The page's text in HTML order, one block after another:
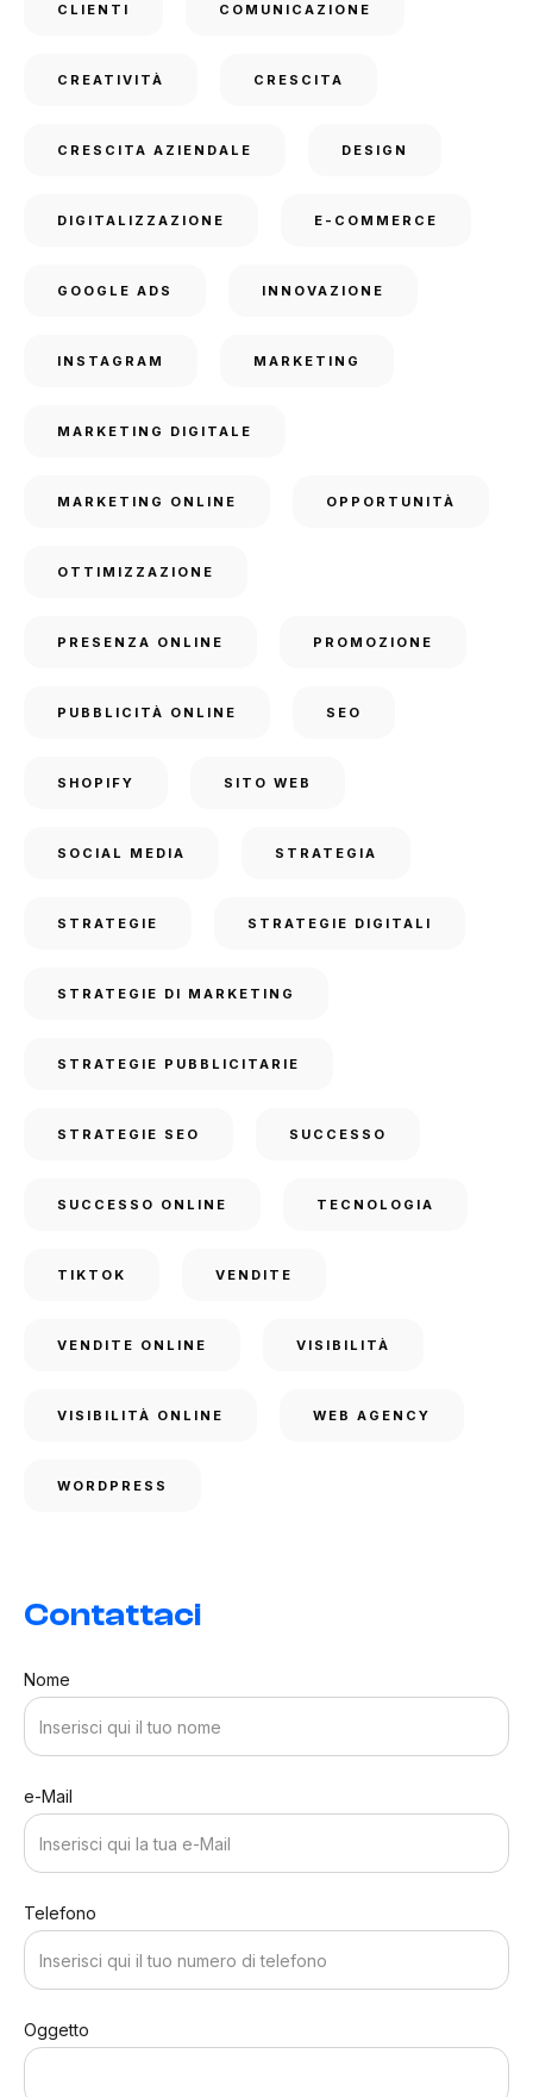
CLIENTI COMUNICAZIONE
CREATIVITÀ CRESCITA
CRESCITA AZIENDALE DESIGN
DIGITALIZZAZIONE E-COMMERCE
GOOGLE ADS INNOVAZIONE
INSTAGRAM MARKETING
MARKETING DIGITALE
MARKETING ONLINE OPPORTUNITÀ
OTTIMIZZAZIONE
PRESENZA ONLINE PROMOZIONE
PUBBLICITÀ ONLINE SEO
SHOPIFY SITO WEB
SOCIAL MEDIA STRATEGIA
STRATEGIE STRATEGIE DIGITALI
STRATEGIE DI MARKETING
STRATEGIE PUBBLICITARIE
STRATEGIE SEO SUCCESSO
SUCCESSO ONLINE TECNOLOGIA
TIKTOK VENDITE
VENDITE ONLINE VISIBILITÀ
VISIBILITÀ ONLINE WEB AGENCY
WORDPRESS
Contattaci
Nome
e-Mail
Telefono
Oggetto